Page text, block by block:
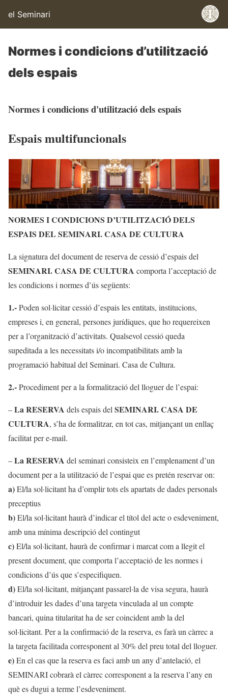
el Seminari
Normes i condicions d’utilització
dels espais
Normes i condicions d'utilització dels espais
Espais multifuncionals
NORMES I CONDICIONS D’UTILITZACIÓ DELS
ESPAIS DEL SEMINARI. CASA DE CULTURA
La signatura del document de reserva de cessió d’espais del
SEMINARI. CASA DE CULTURA comporta l’acceptació de
les condicions i normes d’ús següents:
1.-Poden sol·licitar cessió d’espais les entitats, institucions,
empreses i, en general, persones jurídiques, que ho requereixen
per a l’organització d’activitats. Qualsevol cessió queda
supeditada a les necessitats i/o incompatibilitats amb la
programació habitual del Seminari. Casa de Cultura.
2.-Procediment per a la formalització del lloguer de l’espai:
–La RESERVA dels espais del SEMINARI. CASA DE
CULTURA, s’ha de formalitzar, en tot cas, mitjançant un enllaç
facilitat per e-mail.
–La RESERVA del seminari consisteix en l’emplenament d’un
document per a la utilització de l’espai que es pretén reservar on:
a)El/la sol·licitant ha d’omplir tots els apartats de dades personals
preceptius
b)El/la sol·licitant haurà d’indicar el títol del acte o esdeveniment,
amb una mínima descripció del contingut
c)El/la sol·licitant, haurà de confirmar i marcat com a llegit el
present document, que comporta l’acceptació de les normes i
condicions d’ús que s’especifiquen.
d)El/la sol·licitant, mitjançant passarel·la de visa segura, haurà
d’introduir les dades d’una targeta vinculada al un compte
bancari, quina titularitat ha de ser coincident amb la del
sol·licitant. Per a la confirmació de la reserva, es farà un càrrec a
la targeta facilitada corresponent al 30% del preu total del lloguer.
e)En el cas que la reserva es faci amb un any d’antelació, el
SEMINARI cobrarà el càrrec corresponent a la reserva l’any en
què es dugui a terme l’esdeveniment.